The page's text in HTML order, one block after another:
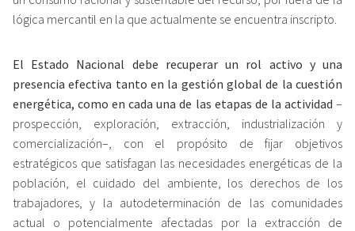
lógica mercantil en la que actualmente se encuentra inscripto.
El Estado Nacional debe recuperar un rol activo y una
presencia efectiva tanto en la gestión global de la cuestión
energética, como en cada una de las etapas de la actividad –
prospección, exploración, extracción, industrialización y
comercialización–, con el propósito de fijar objetivos
estratégicos que satisfagan las necesidades energéticas de la
población, el cuidado del ambiente, los derechos de los
trabajadores, y la autodeterminación de las comunidades
actual o potencialmente afectadas por la extracción de